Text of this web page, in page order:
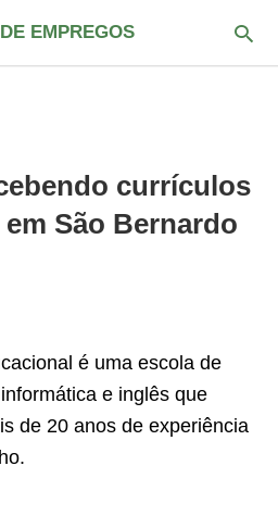
EMPREGOS
currículos
São Bernardo
é uma escola de
e inglês que
de 20 anos de experiência